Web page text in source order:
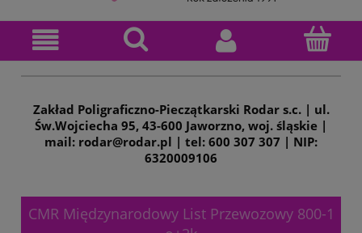
Zakład Poligraficzno-Pieczątkarski Rodar s.c. | ul.
Św.Wojciecha 95, 43-600 Jaworzno, woj. śląskie |
mail: rodar@rodar.pl | tel: 600 307 307 | NIP:
6320009106
CMR Międzynarodowy List Przewozowy 800-1